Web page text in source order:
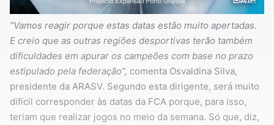
“Vamos reagir porque estas datas estão muito apertadas.
E creio que as outras regiões desportivas terão também
dificuldades em apurar os campeões com base no prazo
estipulado pela federação”, comenta Osvaldina Silva,
presidente da ARASV. Segundo esta dirigente, será muito
difícil corresponder às datas da FCA porque, para isso,
teriam que realizar jogos no meio da semana. Só que, diz,